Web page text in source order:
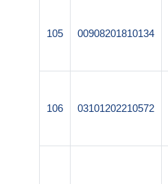
105 00908201810134
106 03101202210572